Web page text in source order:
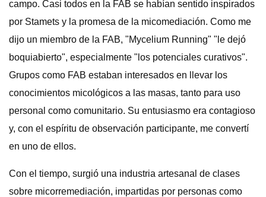
campo. Casi todos en la FAB se habían sentido inspirados
por Stamets y la promesa de la micomediación. Como me
dijo un miembro de la FAB, "Mycelium Running" "le dejó
boquiabierto", especialmente "los potenciales curativos".
Grupos como FAB estaban interesados ​​en llevar los
conocimientos micológicos a las masas, tanto para uso
personal como comunitario. Su entusiasmo era contagioso
y, con el espíritu de observación participante, me convertí
en uno de ellos.
Con el tiempo, surgió una industria artesanal de clases
sobre micorremediación, impartidas por personas como